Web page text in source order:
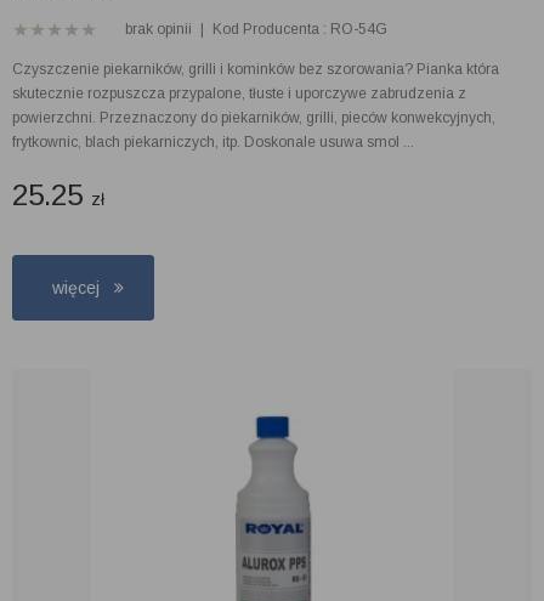
brak opinii Kod Producenta : RO-54G
Czyszczenie piekarników, grilli i kominków bez szorowania? Pianka która
skutecznie rozpuszcza przypalone, tłuste i uporczywe zabrudzenia z
powierzchni. Przeznaczony do piekarników, grilli, pieców konwekcyjnych,
frytkownic, blach piekarniczych, itp. Doskonale usuwa smol ...
25.25 zł
więcej